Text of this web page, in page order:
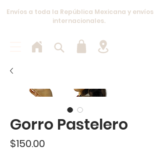
Envíos a toda la República Mexicana y envíos
internacionales.
Gorro Pastelero
$150.00